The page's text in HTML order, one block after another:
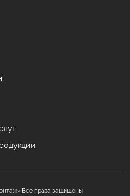
Все права защищены